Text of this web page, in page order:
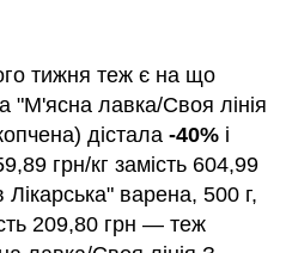
тижня теж є на що
"М'ясна лавка/Своя лінія
дістала -40% і
грн/кг замість 604,99
варена, 500 г,
209,80 грн — теж